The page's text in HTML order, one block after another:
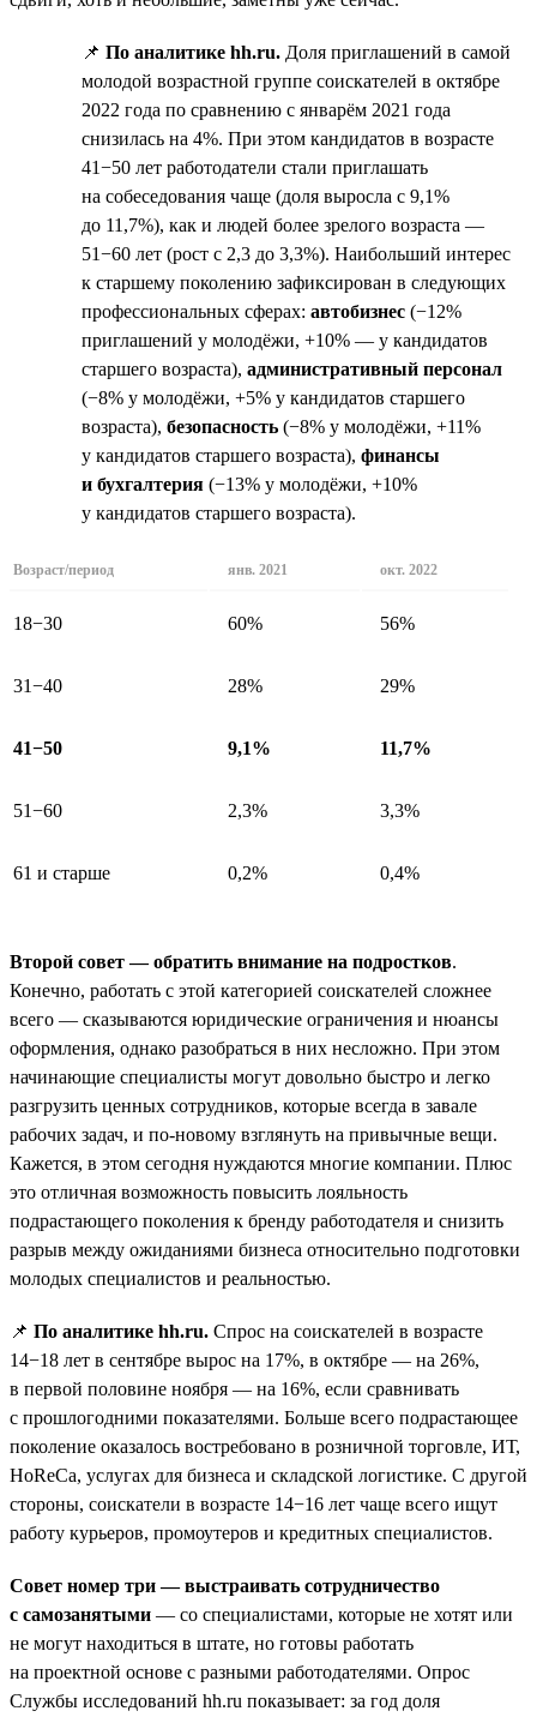
📌 По аналитике hh.ru. Доля приглашений в самой
молодой возрастной группе соискателей в октябре
2022 года по сравнению с январём 2021 года
снизилась на 4%. При этом кандидатов в возрасте
41−50 лет работодатели стали приглашать
на собеседования чаще (доля выросла с 9,1%
до 11,7%), как и людей более зрелого возраста —
51−60 лет (рост с 2,3 до 3,3%). Наибольший интерес
к старшему поколению зафиксирован в следующих
профессиональных сферах: автобизнес (−12%
приглашений у молодёжи, +10% — у кандидатов
старшего возраста), административный персонал
(−8% у молодёжи, +5% у кандидатов старшего
возраста), безопасность (−8% у молодёжи, +11%
у кандидатов старшего возраста), финансы
и бухгалтерия (−13% у молодёжи, +10%
у кандидатов старшего возраста).
Возраст/период янв. 2021 окт. 2022
18−30 60% 56%
31−40 28% 29%
41−50 9,1% 11,7%
51−60 2,3% 3,3%
61 и старше 0,2% 0,4%
Второй совет — обратить внимание на подростков.
Конечно, работать с этой категорией соискателей сложнее
всего — сказываются юридические ограничения и нюансы
оформления, однако разобраться в них несложно. При этом
начинающие специалисты могут довольно быстро и легко
разгрузить ценных сотрудников, которые всегда в завале
рабочих задач, и по-новому взглянуть на привычные вещи.
Кажется, в этом сегодня нуждаются многие компании. Плюс
это отличная возможность повысить лояльность
подрастающего поколения к бренду работодателя и снизить
разрыв между ожиданиями бизнеса относительно подготовки
молодых специалистов и реальностью.
📌 По аналитике hh.ru. Спрос на соискателей в возрасте
14−18 лет в сентябре вырос на 17%, в октябре — на 26%,
в первой половине ноября — на 16%, если сравнивать
с прошлогодними показателями. Больше всего подрастающее
поколение оказалось востребовано в розничной торговле, ИТ,
HoReCa, услугах для бизнеса и складской логистике. С другой
стороны, соискатели в возрасте 14−16 лет чаще всего ищут
работу курьеров, промоутеров и кредитных специалистов.
Совет номер три — выстраивать сотрудничество
с самозанятыми — со специалистами, которые не хотят или
не могут находиться в штате, но готовы работать
на проектной основе с разными работодателями. Опрос
Службы исследований hh.ru показывает: за год доля